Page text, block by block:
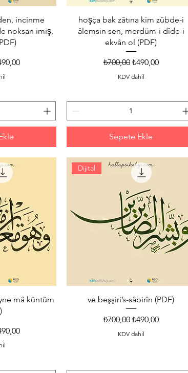
incinme
noksan imiş,
Fiyat
hoşça bak zâtına kim zübde-i
âlemsin sen, merdüm-i dîde-i
ekvân ol (PDF)
Normal Fiyat
₺700,00 İndirimli Fiyat
₺490,00
KDV dahil
Sepete Ekle
mâ küntüm
Fiyat
Dijital
ve beşşiri’s-sâbirîn (PDF)
Normal Fiyat
₺700,00 İndirimli Fiyat
₺490,00
KDV dahil